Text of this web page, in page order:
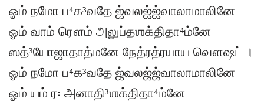
ஓம் நமோ ப⁴க³வதே ஜ்வலஜ்ஜ்வாலாமாலினே
ஓம் வாம் ரௌம் அலுப்தஶக்திதா⁴ம்னே
ஸத்³யோஜாதாத்மனே நேத்ரத்ரயாய வௌஷட் ।
ஓம் நமோ ப⁴க³வதே ஜ்வலஜ்ஜ்வாலாமாலினே
ஓம் யம் ர꞉ அனாதி³ஶக்திதா⁴ம்னே